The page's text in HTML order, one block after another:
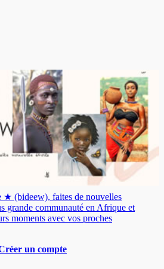
★ (bideew), faites de nouvelles
grande communauté en Afrique et
moments avec vos proches
un compte